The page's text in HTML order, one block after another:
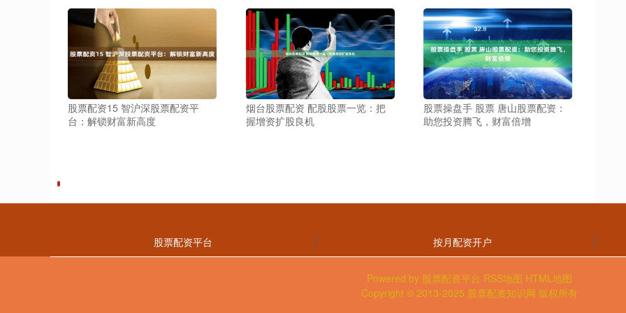
股票配资15 智沪深股票配资平
台：解锁财富新高度
烟台股票配资 配股股票一览：把
握增资扩股良机
股票操盘手 股票 唐山股票配资：
助您投资腾飞，财富倍增
股票配资平台 按月配资开户
Powered by 股票配资平台 RSS地图 HTML地图
Copyright © 2013-2025 股票配资知识网 版权所有